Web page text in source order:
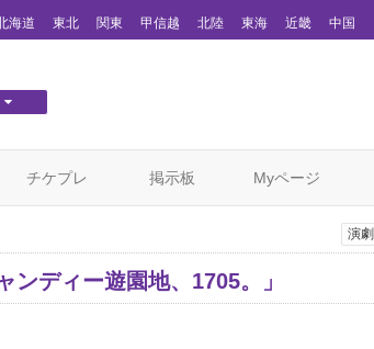
海道 東北 関東 甲信越 北陸 東海 近畿 中国
チケプレ 掲示板 Myページ
演劇
ンディー遊園地、1705。」